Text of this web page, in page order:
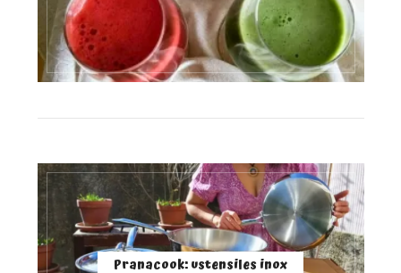
Pranacook: ustensiles inox